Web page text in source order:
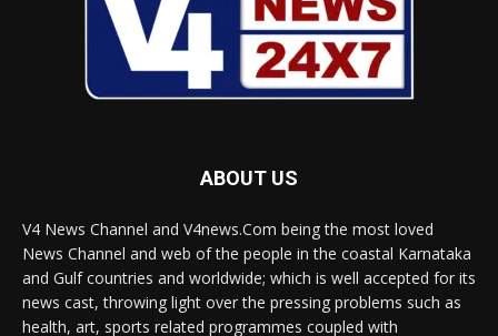
ABOUT US
V4 News Channel and V4news.Com being the most loved
News Channel and web of the people in the coastal Karnataka
and Gulf countries and worldwide; which is well accepted for its
news cast, throwing light over the pressing problems such as
health, art, sports related programmes coupled with